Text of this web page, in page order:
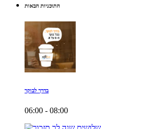
התוכניות הבאות
בדרך לבוקר
06:00 - 08:00